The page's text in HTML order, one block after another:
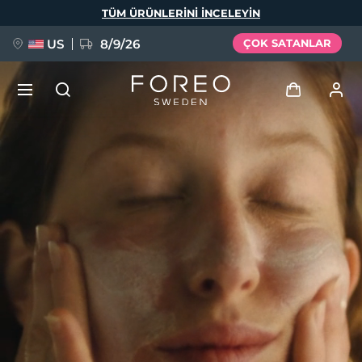
TÜM ÜRÜNLERINI INCELEYIN
US 8/9/26 ÇOK SATANLAR
Giriş
Kullanici profi̇li̇
Cihazlarım
Siparişlerim
Adresim
Aboneliklerim
FAQ™ Pure Beauty-Tech Elixir
issa™ Teeth Whitening Set
Español
Français
Italiano
Português
Русский
Türkçe
繁體中文